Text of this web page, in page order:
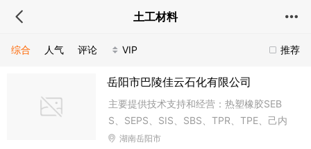
土工材料
推荐
综合 人气 评论 VIP
岳阳市巴陵佳云石化有限公司
主要提供技术支持和经营：热塑橡胶SEB
S、SEPS、SIS、SBS、TPR、TPE、己内
酰胺、尼龙切片、环氧树脂、锦纶6原丝等
湖南岳阳市